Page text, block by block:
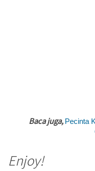
Baca juga, Pecinta
Enjoy!